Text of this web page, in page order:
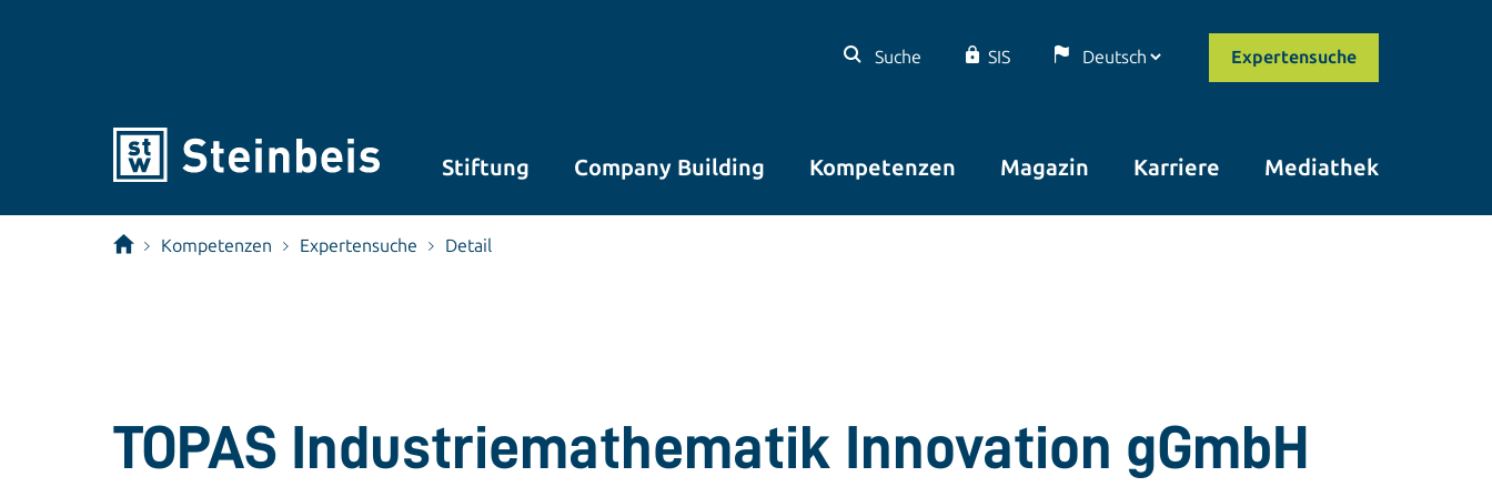
Suche SIS Expertensuche
Stiftung Company Building Kompetenzen Magazin Karriere Mediathek
Kompetenzen Expertensuche Detail
TOPAS Industriemathematik Innovation gGmbH